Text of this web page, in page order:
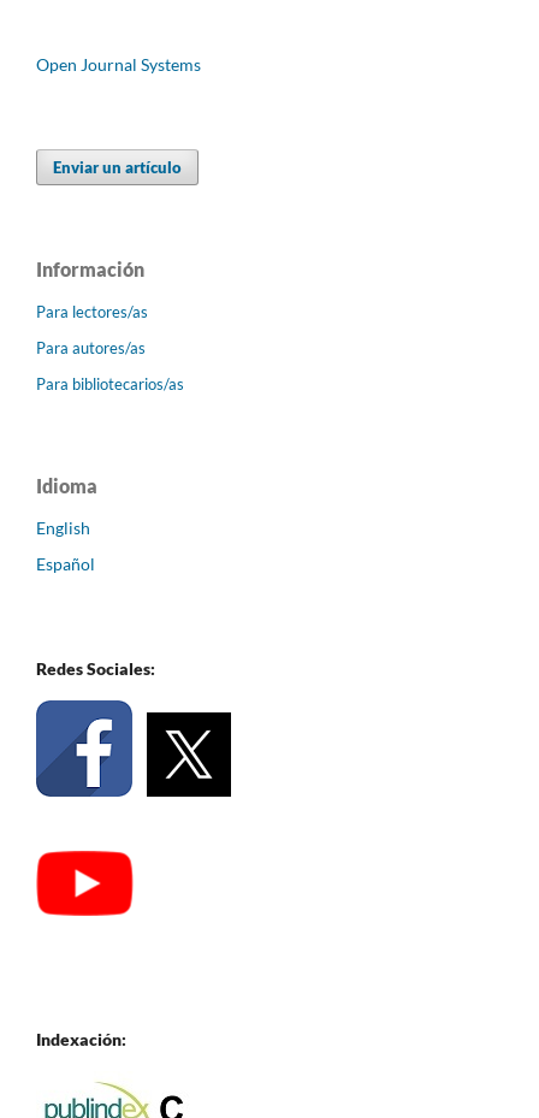
Open Journal Systems
Enviar un artículo
Información
Para lectores/as
Para autores/as
Para bibliotecarios/as
Idioma
English
Español
Redes Sociales:
Indexación: